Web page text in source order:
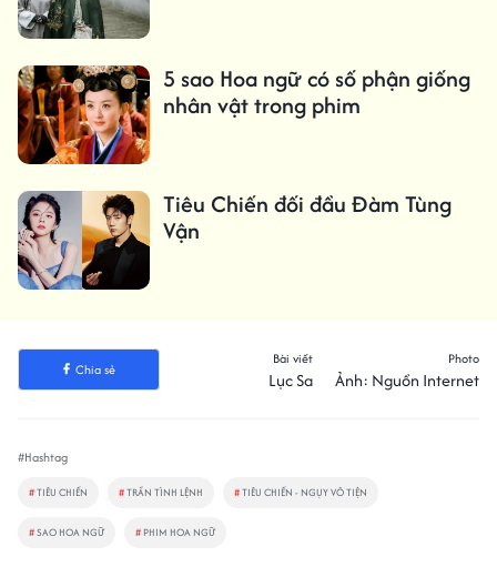
5 sao Hoa ngữ có số phận giống
nhân vật trong phim
Tiêu Chiến đối đầu Đàm Tùng
Vận
Chia sẻ
Bài viết
Lục Sa
Photo
Ảnh: Nguồn Internet
#Hashtag
#TIÊU CHIẾN #TRẦN TÌNH LỆNH #TIÊU CHIẾN - NGỤY VÔ TIỆN
#SAO HOA NGỮ # PHIM HOA NGỮ